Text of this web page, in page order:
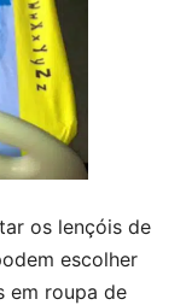
os lençóis de
escolher
em roupa de